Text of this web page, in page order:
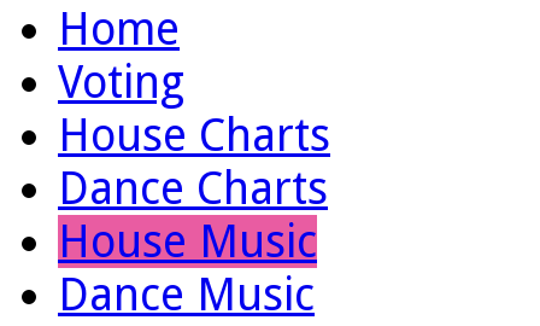
Home
Voting
House Charts
Dance Charts
House Music
Dance Music